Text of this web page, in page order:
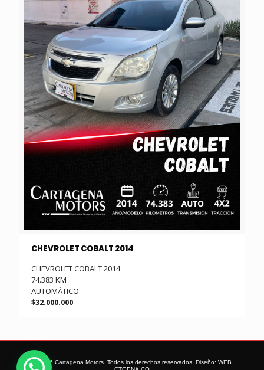
CHEVROLET COBALT 2014
CHEVROLET COBALT 2014
74.383 KM
AUTOMÁTICO
$32.000.000
© 2026 Cartagena Motors. Todos los derechos reservados. Diseño: WEB